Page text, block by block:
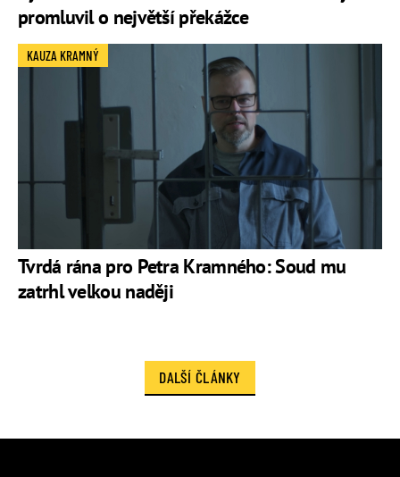
promluvil o největší překážce
Tvrdá rána pro Petra Kramného: Soud mu
zatrhl velkou naději
KAUZA KRAMNÝ
DALŠÍ ČLÁNKY